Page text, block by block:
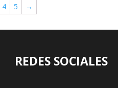
4 5 →
REDES SOCIALES